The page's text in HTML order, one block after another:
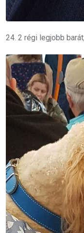
24. 2 régi legjobb